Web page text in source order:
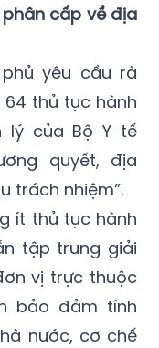
cấp về địa
phủ yêu cầu rà
thủ tục hành
lý của Bộ Y tế
quyết, địa
trách nhiệm”.
ít thủ tục hành
tập trung giải
vị trực thuộc
bảo đảm tính
nước, cơ chế